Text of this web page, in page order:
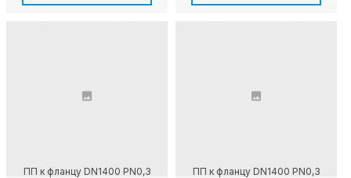
ПП к фланцу DN1400 PN0,3
ПП к фланцу DN1400 PN0,3